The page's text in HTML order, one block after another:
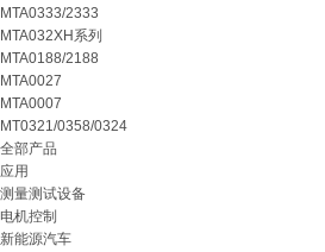
MTA0333/2333
MTA032XH系列
MTA0188/2188
MTA0027
MTA0007
MT0321/0358/0324
全部产品
应用
测量测试设备
电机控制
新能源汽车